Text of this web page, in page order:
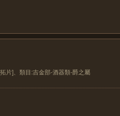
片]、類目:吉金部-酒器類-爵之屬